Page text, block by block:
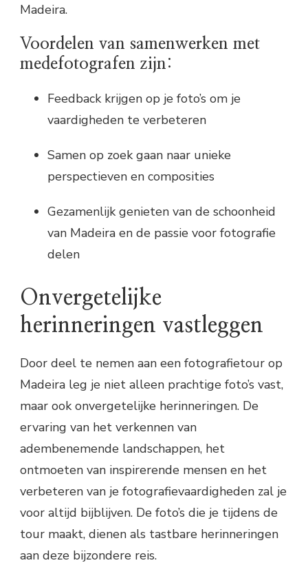
Madeira.
Voordelen van samenwerken met
medefotografen zijn:
Feedback krijgen op je foto’s om je
vaardigheden te verbeteren
Samen op zoek gaan naar unieke
perspectieven en composities
Gezamenlijk genieten van de schoonheid
van Madeira en de passie voor fotografie
delen
Onvergetelijke
herinneringen vastleggen
Door deel te nemen aan een fotografietour op
Madeira leg je niet alleen prachtige foto’s vast,
maar ook onvergetelijke herinneringen. De
ervaring van het verkennen van
adembenemende landschappen, het
ontmoeten van inspirerende mensen en het
verbeteren van je fotografievaardigheden zal je
voor altijd bijblijven. De foto’s die je tijdens de
tour maakt, dienen als tastbare herinneringen
aan deze bijzondere reis.